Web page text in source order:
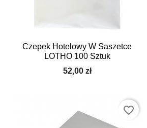
Czepek Hotelowy W Saszetce
LOTHO 100 Sztuk
52,00 zł
 Szybki podgląd
favorite_border